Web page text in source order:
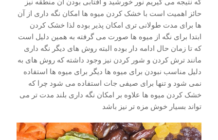
حائز اهمیت است با خشک کردن میوه ها امکان نگه داری از آن
ها برای مدت طولانی تری امکان پذیر بوده لذا خشک کردن
ابتدا برای نگه از میوه ها صورت می گرفته به همین دلیل است
که تا زمان حال ادامه دار بوده البته روش های دیگر نگه داری
مانند ترش کردن و شور کردن نیز وجود داشته که روش های به
دلیل مناسب نبودن برای میوه ها دیگر برای میوه ها استفاده
نمی شود و تنها برای صیفی جات استفاده می شود چرا که
خشک کردن میوه ها علاوه بر امکان نگه داری بلند مدت تر می
تواند بسیار خوش مزه تر نیز باشد